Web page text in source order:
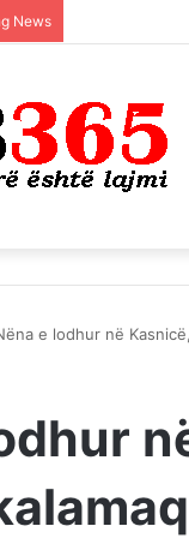
News
e lodhur në